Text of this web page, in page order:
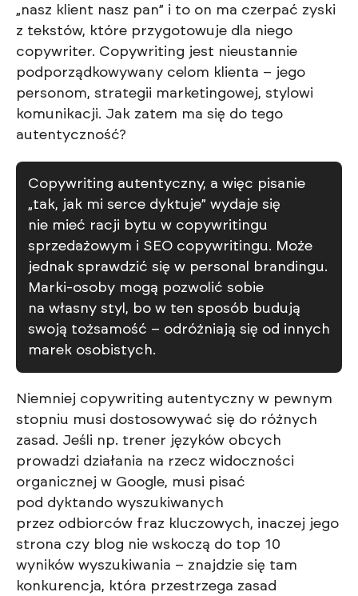
„nasz klient nasz pan” i to on ma czerpać zyski
z tekstów, które przygotowuje dla niego
copywriter. Copywriting jest nieustannie
podporządkowywany celom klienta – jego
personom, strategii marketingowej, stylowi
komunikacji. Jak zatem ma się do tego
autentyczność?
Copywriting autentyczny, a więc pisanie
„tak, jak mi serce dyktuje” wydaje się
nie mieć racji bytu w copywritingu
sprzedażowym i SEO copywritingu. Może
jednak sprawdzić się w personal brandingu.
Marki-osoby mogą pozwolić sobie
na własny styl, bo w ten sposób budują
swoją tożsamość – odróżniają się od innych
marek osobistych.
Niemniej copywriting autentyczny w pewnym
stopniu musi dostosowywać się do różnych
zasad. Jeśli np. trener języków obcych
prowadzi działania na rzecz widoczności
organicznej w Google, musi pisać
pod dyktando wyszukiwanych
przez odbiorców fraz kluczowych, inaczej jego
strona czy blog nie wskoczą do top 10
wyników wyszukiwania – znajdzie się tam
konkurencja, która przestrzega zasad